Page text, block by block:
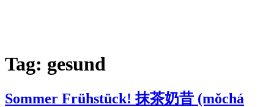
Tag: gesund
Sommer Frühstück! 抹茶奶昔 (mǒchá